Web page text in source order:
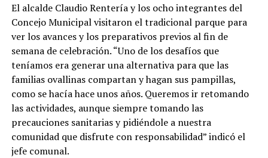
El alcalde Claudio Rentería y los ocho integrantes del
Concejo Municipal visitaron el tradicional parque para
ver los avances y los preparativos previos al fin de
semana de celebración. “Uno de los desafíos que
teníamos era generar una alternativa para que las
familias ovallinas compartan y hagan sus pampillas,
como se hacía hace unos años. Queremos ir retomando
las actividades, aunque siempre tomando las
precauciones sanitarias y pidiéndole a nuestra
comunidad que disfrute con responsabilidad” indicó el
jefe comunal.